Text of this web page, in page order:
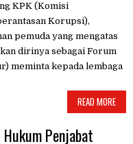
KPK (Komisi
Korupsi),
pemuda yang mengatas
dirinya sebagai Forum
meminta kepada lembaga
READ MORE
Penjabat